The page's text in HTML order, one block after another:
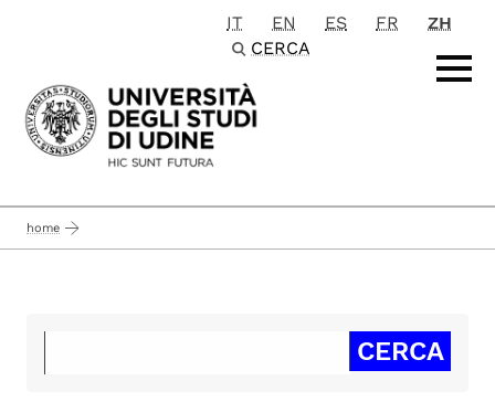
Passa al contenuto principale
IT EN ES FR
ZH
CERCA
home